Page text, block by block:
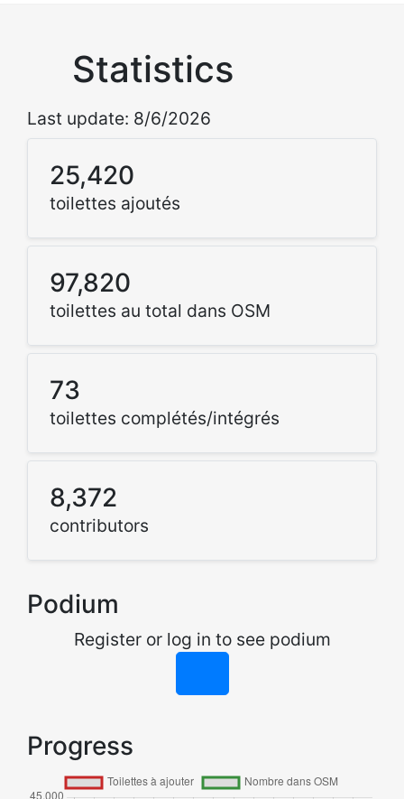
Statistics
Last update: 8/6/2026
25,420
toilettes ajoutés
97,820
toilettes au total dans OSM
73
toilettes complétés/intégrés
8,372
contributors
Podium
Register or log in to see podium
Progress